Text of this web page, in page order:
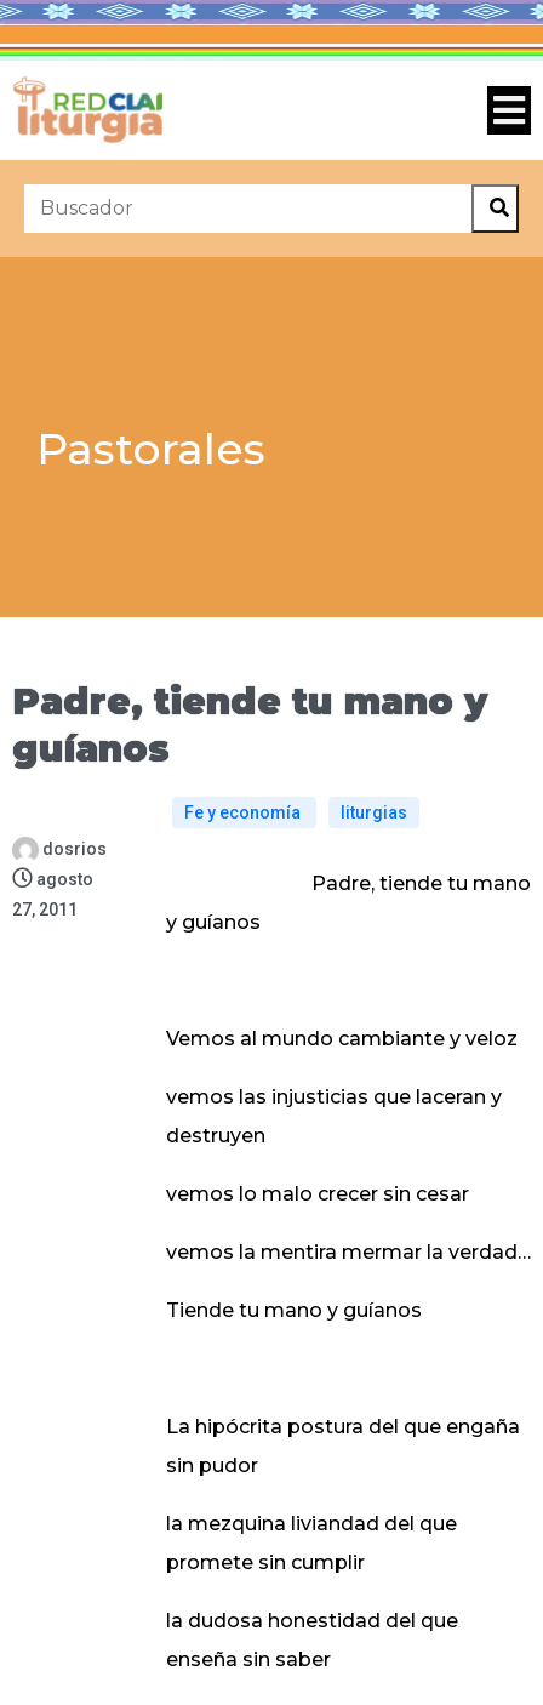
Pastorales
Padre, tiende tu mano y
guíanos
dosrios
agosto
27, 2011
Fe y economía liturgias
Padre, tiende tu mano
y guíanos
Vemos al mundo cambiante y veloz
vemos las injusticias que laceran y
destruyen
vemos lo malo crecer sin cesar
vemos la mentira mermar la verdad…
Tiende tu mano y guíanos
La hipócrita postura del que engaña
sin pudor
la mezquina liviandad del que
promete sin cumplir
la dudosa honestidad del que
enseña sin saber